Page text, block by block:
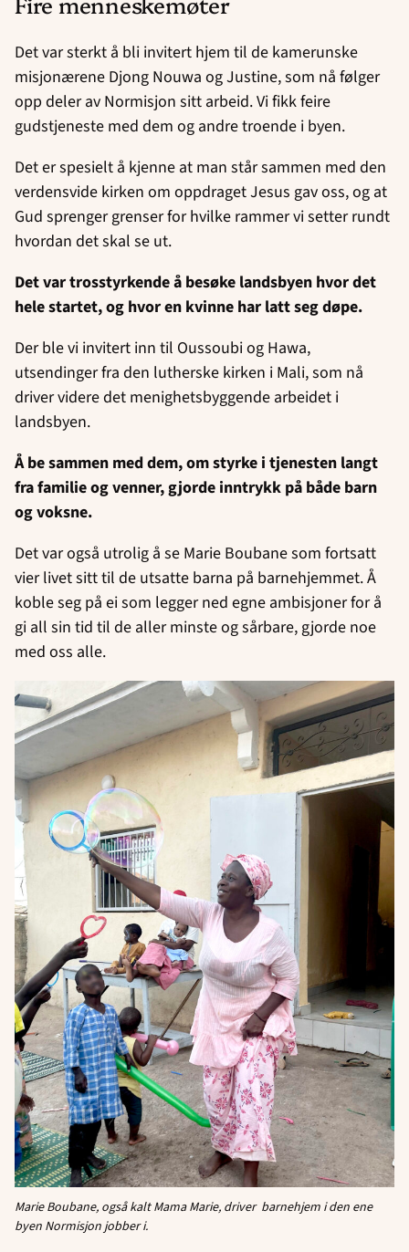
Det var sterkt å bli invitert hjem til de kamerunske
misjonærene Djong Nouwa og Justine, som nå følger
opp deler av Normisjon sitt arbeid. Vi fikk feire
gudstjeneste med dem og andre troende i byen.
Det er spesielt å kjenne at man står sammen med den
verdensvide kirken om oppdraget Jesus gav oss, og at
Gud sprenger grenser for hvilke rammer vi setter rundt
hvordan det skal se ut.
Det var trosstyrkende å besøke landsbyen hvor det
hele startet, og hvor en kvinne har latt seg døpe.
Der ble vi invitert inn til Oussoubi og Hawa,
utsendinger fra den lutherske kirken i Mali, som nå
driver videre det menighetsbyggende arbeidet i
landsbyen.
Å be sammen med dem, om styrke i tjenesten langt
fra familie og venner, gjorde inntrykk på både barn
og voksne.
Det var også utrolig å se Marie Boubane som fortsatt
vier livet sitt til de utsatte barna på barnehjemmet. Å
koble seg på ei som legger ned egne ambisjoner for å
gi all sin tid til de aller minste og sårbare, gjorde noe
med oss alle.
Marie Boubane, også kalt Mama Marie, driver barnehjem i den ene
byen Normisjon jobber i.